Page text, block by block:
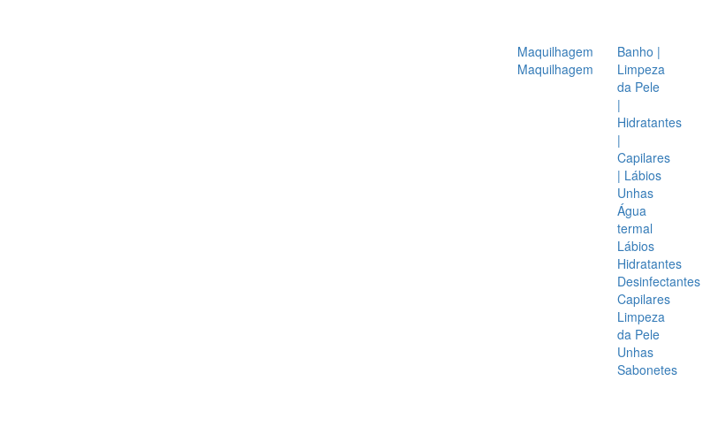
Maquilhagem
Maquilhagem
Banho |
Limpeza
da Pele
|
Hidratantes
|
Capilares
| Lábios
Unhas
Água
termal
Lábios
Hidratantes
Desinfectantes
Capilares
Limpeza
da Pele
Unhas
Sabonetes